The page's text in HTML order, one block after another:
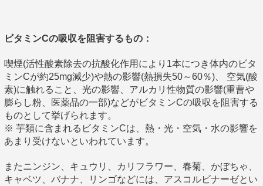
ビタミンCの吸収を阻害するもの：
喫煙(活性酸素除去の抗酸化作用により1本につき体内のビタ
ミンCが約25mg減少)や熱の影響(熱損失50～60％)、 空気(酸
素)に触れること、光の影響、アルカリ性物質の影響(重曹や
膨らし粉、医薬品の一部)などがビタミンCの吸収を阻害する
ものとして挙げられます。
※ 芋類に含まれるビタミンCは、熱・光・空気・水の影響を
あまり受けないといわれています。
またニンジン、キュウリ、カリフラワー、春菊、かぼちゃ、
キャベツ、バナナ、リンゴなどには、アスコルビナーゼとい